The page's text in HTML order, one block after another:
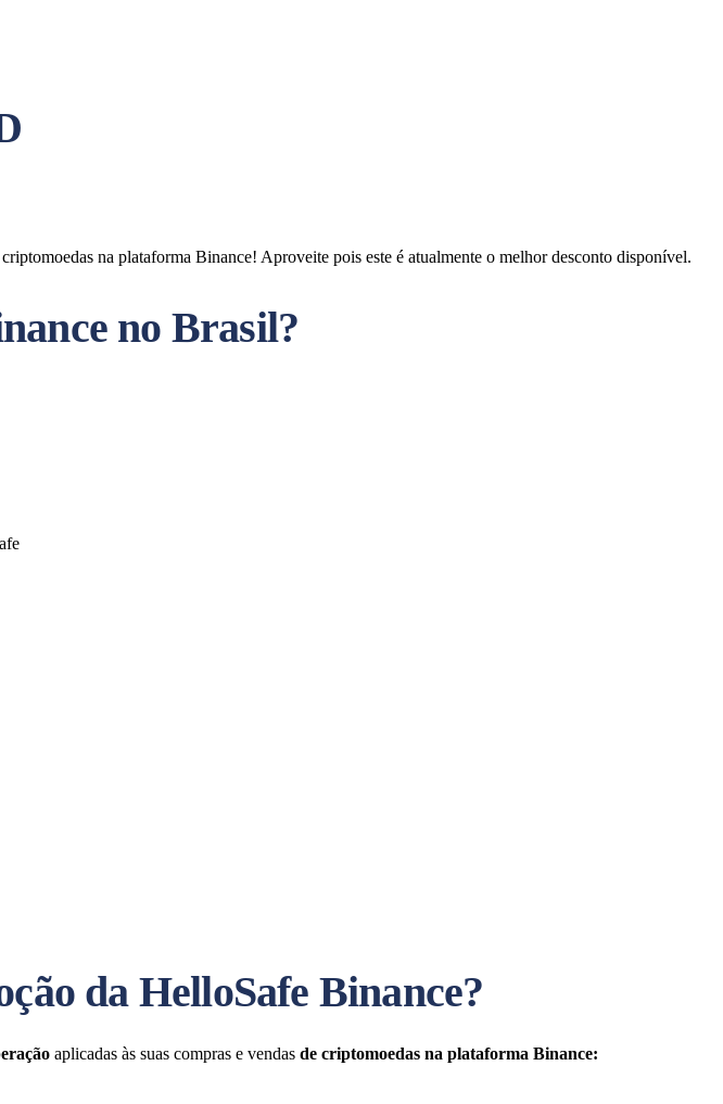
na plataforma Binance! Aproveite pois este é atualmente o melhor desconto disponível.
no Brasil?
da HelloSafe Binance?
aplicadas às suas compras e vendas de criptomoedas na plataforma Binance: